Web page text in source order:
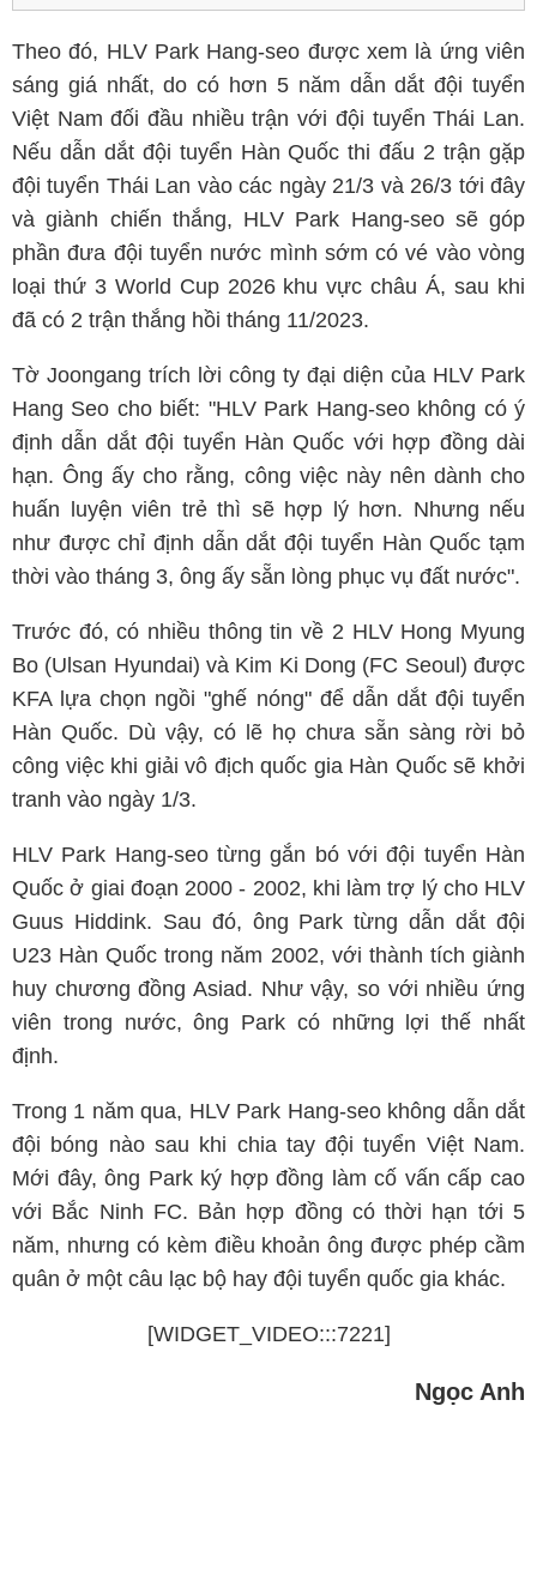
Theo đó, HLV Park Hang-seo được xem là ứng viên
sáng giá nhất, do có hơn 5 năm dẫn dắt đội tuyển
Việt Nam đối đầu nhiều trận với đội tuyển Thái Lan.
Nếu dẫn dắt đội tuyển Hàn Quốc thi đấu 2 trận gặp
đội tuyển Thái Lan vào các ngày 21/3 và 26/3 tới đây
và giành chiến thắng, HLV Park Hang-seo sẽ góp
phần đưa đội tuyển nước mình sớm có vé vào vòng
loại thứ 3 World Cup 2026 khu vực châu Á, sau khi
đã có 2 trận thắng hồi tháng 11/2023.
Tờ Joongang trích lời công ty đại diện của HLV Park
Hang Seo cho biết: "HLV Park Hang-seo không có ý
định dẫn dắt đội tuyển Hàn Quốc với hợp đồng dài
hạn. Ông ấy cho rằng, công việc này nên dành cho
huấn luyện viên trẻ thì sẽ hợp lý hơn. Nhưng nếu
như được chỉ định dẫn dắt đội tuyển Hàn Quốc tạm
thời vào tháng 3, ông ấy sẵn lòng phục vụ đất nước".
Trước đó, có nhiều thông tin về 2 HLV Hong Myung
Bo (Ulsan Hyundai) và Kim Ki Dong (FC Seoul) được
KFA lựa chọn ngồi "ghế nóng" để dẫn dắt đội tuyển
Hàn Quốc. Dù vậy, có lẽ họ chưa sẵn sàng rời bỏ
công việc khi giải vô địch quốc gia Hàn Quốc sẽ khởi
tranh vào ngày 1/3.
HLV Park Hang-seo từng gắn bó với đội tuyển Hàn
Quốc ở giai đoạn 2000 - 2002, khi làm trợ lý cho HLV
Guus Hiddink. Sau đó, ông Park từng dẫn dắt đội
U23 Hàn Quốc trong năm 2002, với thành tích giành
huy chương đồng Asiad. Như vậy, so với nhiều ứng
viên trong nước, ông Park có những lợi thế nhất
định.
Trong 1 năm qua, HLV Park Hang-seo không dẫn dắt
đội bóng nào sau khi chia tay đội tuyển Việt Nam.
Mới đây, ông Park ký hợp đồng làm cố vấn cấp cao
với Bắc Ninh FC. Bản hợp đồng có thời hạn tới 5
năm, nhưng có kèm điều khoản ông được phép cầm
quân ở một câu lạc bộ hay đội tuyển quốc gia khác.
[WIDGET_VIDEO:::7221]
Ngọc Anh